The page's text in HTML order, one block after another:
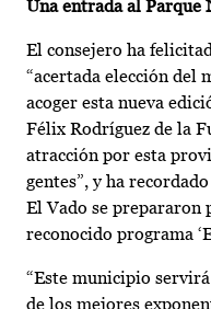
Una entrada al
El consejero ha
“acertada elección del
acoger esta nueva
Félix Rodríguez de la
atracción por esta
gentes”, y ha
El Vado se prepararon
reconocido programa
“Este municipio
de los mejores